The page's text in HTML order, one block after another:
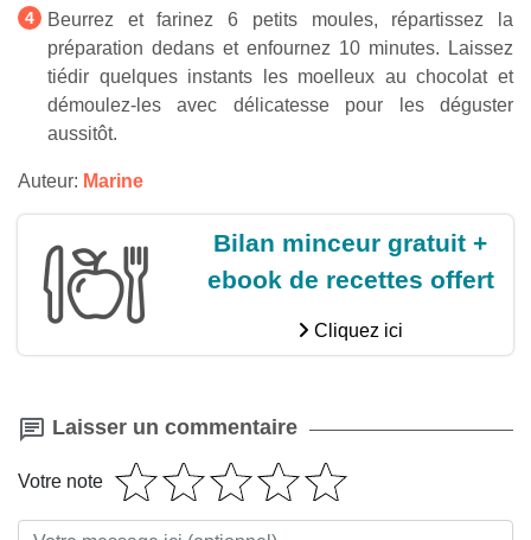
Beurrez et farinez 6 petits moules, répartissez la
préparation dedans et enfournez 10 minutes. Laissez
tiédir quelques instants les moelleux au chocolat et
démoulez-les avec délicatesse pour les déguster
aussitôt.
Auteur: Marine
Bilan minceur gratuit +
ebook de recettes offert
Cliquez ici
Laisser un commentaire
Votre note